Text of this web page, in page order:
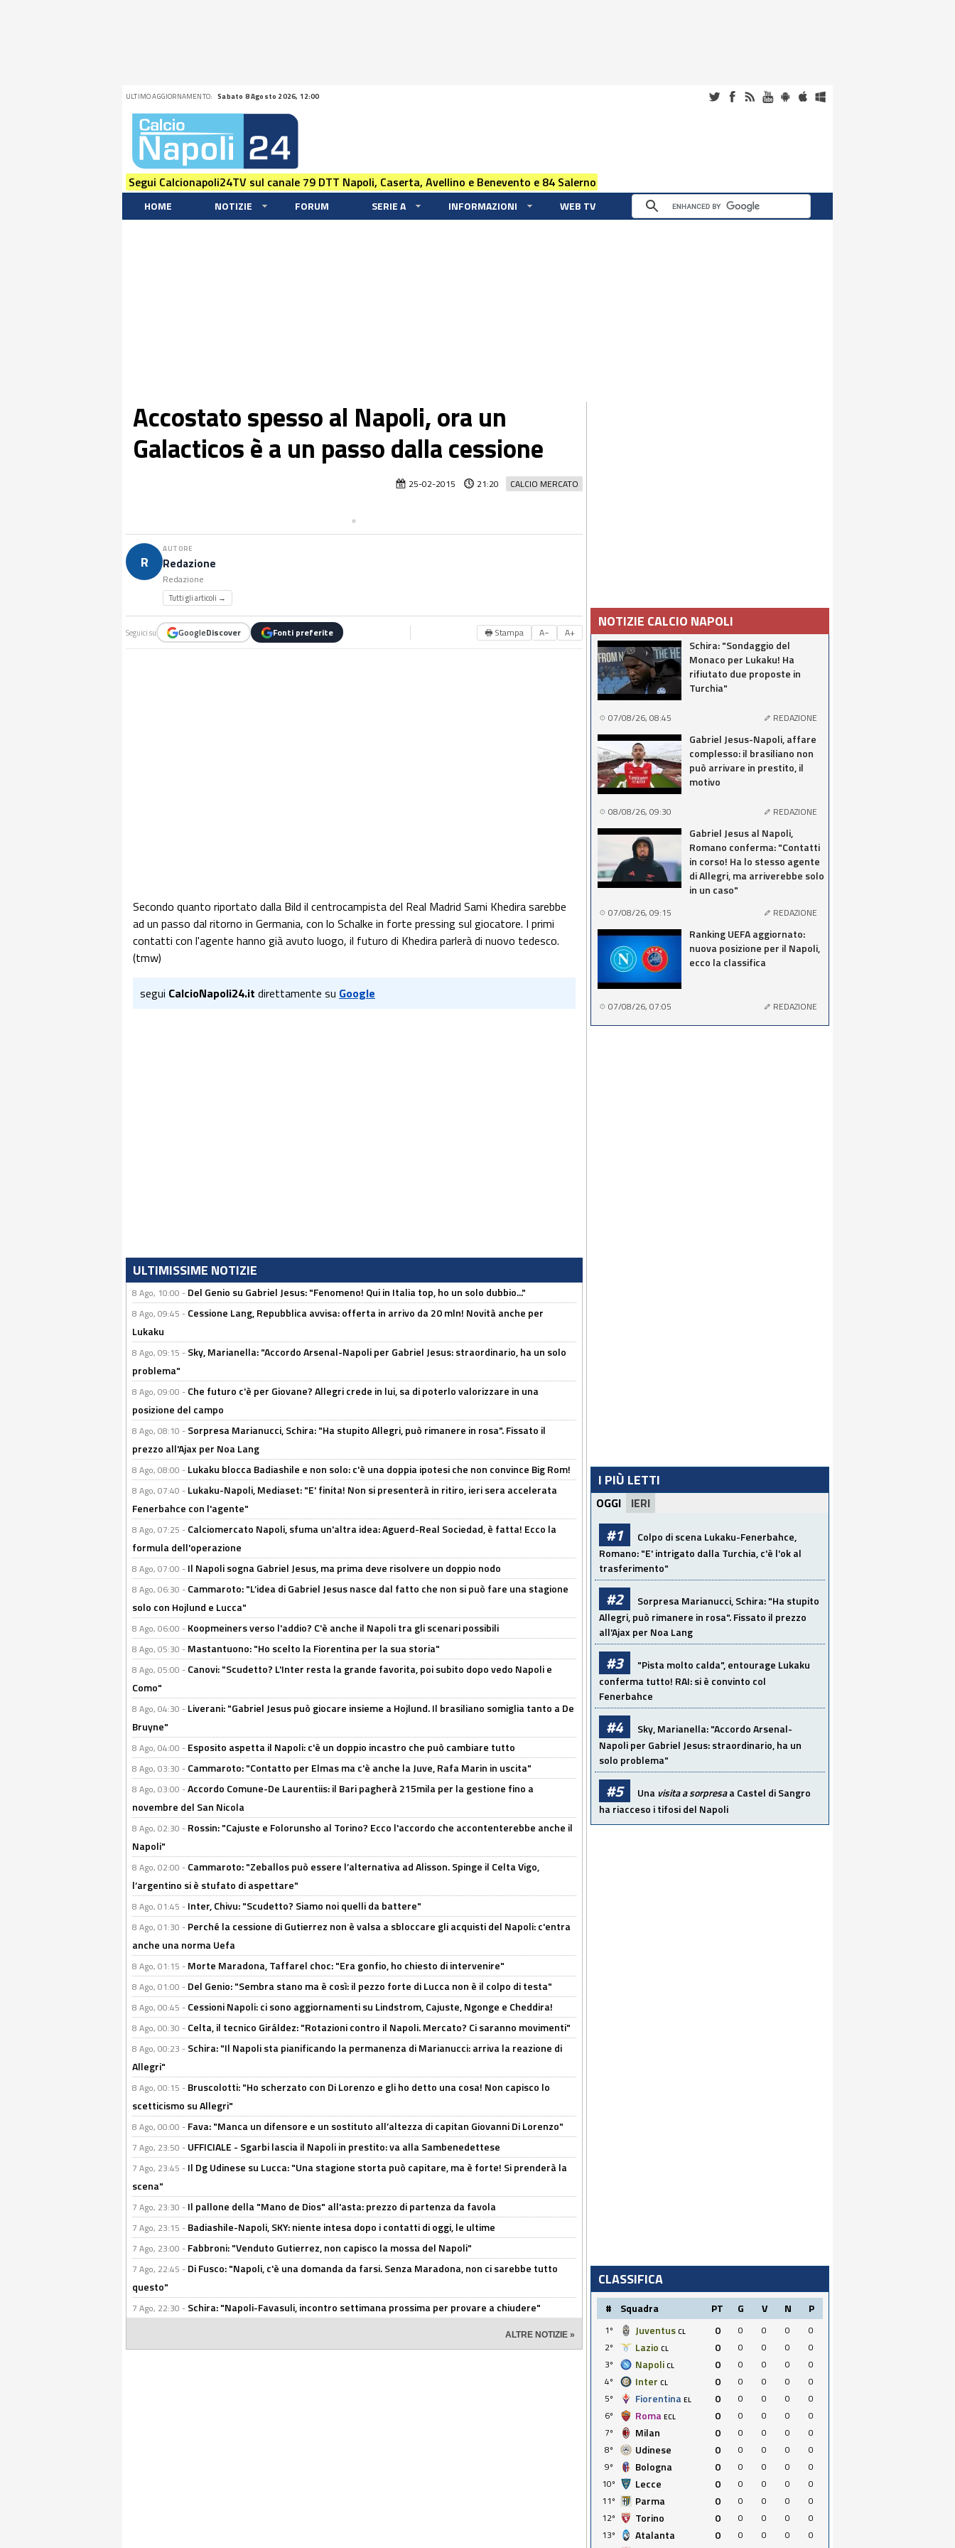
ULTIMO AGGIORNAMENTO: Sabato 8 Agosto 2026, 12:00
Segui Calcionapoli24TV sul canale 79 DTT Napoli, Caserta, Avellino e Benevento e 84 Salerno
HOME NOTIZIE FORUM SERIE A INFORMAZIONI WEB TV
Accostato spesso al Napoli, ora un
Galacticos è a un passo dalla cessione
CALCIO MERCATO
25-02-2015 21:20
R
AUTORE
Redazione
Redazione
Tutti gli articoli →
Seguici su GoogleDiscover Fonti preferite 🖶 Stampa A− A+
Secondo quanto riportato dalla Bild il centrocampista del Real Madrid Sami Khedira sarebbe
ad un passo dal ritorno in Germania, con lo Schalke in forte pressing sul giocatore. I primi
contatti con l'agente hanno già avuto luogo, il futuro di Khedira parlerà di nuovo tedesco.
(tmw)
segui CalcioNapoli24.it direttamente su Google
ULTIMISSIME NOTIZIE
8 Ago, 10:00 - Del Genio su Gabriel Jesus: "Fenomeno! Qui in Italia top, ho un solo dubbio..."
8 Ago, 09:45 - Cessione Lang, Repubblica avvisa: offerta in arrivo da 20 mln! Novità anche per
Lukaku
8 Ago, 09:15 - Sky, Marianella: "Accordo Arsenal-Napoli per Gabriel Jesus: straordinario, ha un solo
problema"
8 Ago, 09:00 - Che futuro c'è per Giovane? Allegri crede in lui, sa di poterlo valorizzare in una
posizione del campo
8 Ago, 08:10 - Sorpresa Marianucci, Schira: "Ha stupito Allegri, può rimanere in rosa". Fissato il
prezzo all'Ajax per Noa Lang
8 Ago, 08:00 - Lukaku blocca Badiashile e non solo: c'è una doppia ipotesi che non convince Big Rom!
8 Ago, 07:40 - Lukaku-Napoli, Mediaset: "E' finita! Non si presenterà in ritiro, ieri sera accelerata
Fenerbahce con l'agente"
8 Ago, 07:25 - Calciomercato Napoli, sfuma un'altra idea: Aguerd-Real Sociedad, è fatta! Ecco la
formula dell'operazione
8 Ago, 07:00 - Il Napoli sogna Gabriel Jesus, ma prima deve risolvere un doppio nodo
8 Ago, 06:30 - Cammaroto: "L’idea di Gabriel Jesus nasce dal fatto che non si può fare una stagione
solo con Hojlund e Lucca"
8 Ago, 06:00 - Koopmeiners verso l'addio? C'è anche il Napoli tra gli scenari possibili
8 Ago, 05:30 - Mastantuono: "Ho scelto la Fiorentina per la sua storia"
8 Ago, 05:00 - Canovi: "Scudetto? L'Inter resta la grande favorita, poi subito dopo vedo Napoli e
Como"
8 Ago, 04:30 - Liverani: "Gabriel Jesus può giocare insieme a Hojlund. Il brasiliano somiglia tanto a De
Bruyne"
8 Ago, 04:00 - Esposito aspetta il Napoli: c'è un doppio incastro che può cambiare tutto
8 Ago, 03:30 - Cammaroto: "Contatto per Elmas ma c'è anche la Juve, Rafa Marin in uscita"
8 Ago, 03:00 -Accordo Comune-De Laurentiis: il Bari pagherà 215mila per la gestione fino a
novembre del San Nicola
8 Ago, 02:30 - Rossin: "Cajuste e Folorunsho al Torino? Ecco l'accordo che accontenterebbe anche il
Napoli"
8 Ago, 02:00 - Cammaroto: "Zeballos può essere l’alternativa ad Alisson. Spinge il Celta Vigo,
l’argentino si è stufato di aspettare"
8 Ago, 01:45 - Inter, Chivu: "Scudetto? Siamo noi quelli da battere"
8 Ago, 01:30 - Perché la cessione di Gutierrez non è valsa a sbloccare gli acquisti del Napoli: c'entra
anche una norma Uefa
8 Ago, 01:15 - Morte Maradona, Taffarel choc: "Era gonfio, ho chiesto di intervenire"
8 Ago, 01:00 - Del Genio: "Sembra stano ma è così: il pezzo forte di Lucca non è il colpo di testa"
8 Ago, 00:45 - Cessioni Napoli: ci sono aggiornamenti su Lindstrom, Cajuste, Ngonge e Cheddira!
8 Ago, 00:30 - Celta, il tecnico Giráldez: "Rotazioni contro il Napoli. Mercato? Ci saranno movimenti"
8 Ago, 00:23 - Schira: "Il Napoli sta pianificando la permanenza di Marianucci: arriva la reazione di
Allegri"
8 Ago, 00:15 - Bruscolotti: "Ho scherzato con Di Lorenzo e gli ho detto una cosa! Non capisco lo
scetticismo su Allegri"
8 Ago, 00:00 - Fava: "Manca un difensore e un sostituto all’altezza di capitan Giovanni Di Lorenzo"
7 Ago, 23:50 - UFFICIALE - Sgarbi lascia il Napoli in prestito: va alla Sambenedettese
7 Ago, 23:45 - Il Dg Udinese su Lucca: "Una stagione storta può capitare, ma è forte! Si prenderà la
scena"
7 Ago, 23:30 - Il pallone della "Mano de Dios" all'asta: prezzo di partenza da favola
7 Ago, 23:15 - Badiashile-Napoli, SKY: niente intesa dopo i contatti di oggi, le ultime
7 Ago, 23:00 - Fabbroni: "Venduto Gutierrez, non capisco la mossa del Napoli"
7 Ago, 22:45 - Di Fusco: "Napoli, c'è una domanda da farsi. Senza Maradona, non ci sarebbe tutto
questo"
7 Ago, 22:30 - Schira: "Napoli-Favasuli, incontro settimana prossima per provare a chiudere"
ALTRE NOTIZIE »
NOTIZIE CALCIO NAPOLI
Schira: "Sondaggio del
Monaco per Lukaku! Ha
rifiutato due proposte in
Turchia"
07/08/26, 08:45 REDAZIONE
Gabriel Jesus-Napoli, affare
complesso: il brasiliano non
può arrivare in prestito, il
motivo
08/08/26, 09:30 REDAZIONE
Gabriel Jesus al Napoli,
Romano conferma: "Contatti
in corso! Ha lo stesso agente
di Allegri, ma arriverebbe solo
in un caso"
07/08/26, 09:15 REDAZIONE
Ranking UEFA aggiornato:
nuova posizione per il Napoli,
ecco la classifica
07/08/26, 07:05 REDAZIONE
I PIÙ LETTI
OGGI IERI
#1
Colpo di scena Lukaku-Fenerbahce,
Romano: "E' intrigato dalla Turchia, c'è l'ok al
trasferimento"
#2
Sorpresa Marianucci, Schira: "Ha stupito
Allegri, può rimanere in rosa". Fissato il prezzo
all'Ajax per Noa Lang
#3
"Pista molto calda", entourage Lukaku
conferma tutto! RAI: si è convinto col
Fenerbahce
#4
Sky, Marianella: "Accordo Arsenal-
Napoli per Gabriel Jesus: straordinario, ha un
solo problema"
#5 Una visita a sorpresaa Castel di Sangro
ha riacceso i tifosi del Napoli
CLASSIFICA
# Squadra PT G V N P
1º Juventus CL 0 0 0 0
0
2º
Lazio CL 0 0 0 0
0
3º
Napoli CL 0 0 0 0
0
4º
Inter CL 0 0 0 0
0
5º
Fiorentina EL 0 0 0 0
0
6º
Roma ECL 0 0 0 0
0
7º
Milan 0 0 0 0
0
8º
Udinese 0 0 0 0
0
9º
Bologna 0 0 0 0
0
10º
Lecce 0 0 0 0
0
11º
Parma 0 0 0 0
0
12º
Torino 0 0 0 0
0
13º
Atalanta 0 0 0 0
0